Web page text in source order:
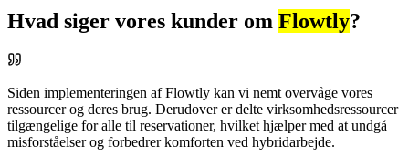
Hvad siger vores kunder om Flowtly?
Siden implementeringen af Flowtly kan vi nemt overvåge vores
ressourcer og deres brug. Derudover er delte virksomhedsressourcer
tilgængelige for alle til reservationer, hvilket hjælper med at undgå
misforståelser og forbedrer komforten ved hybridarbejde.